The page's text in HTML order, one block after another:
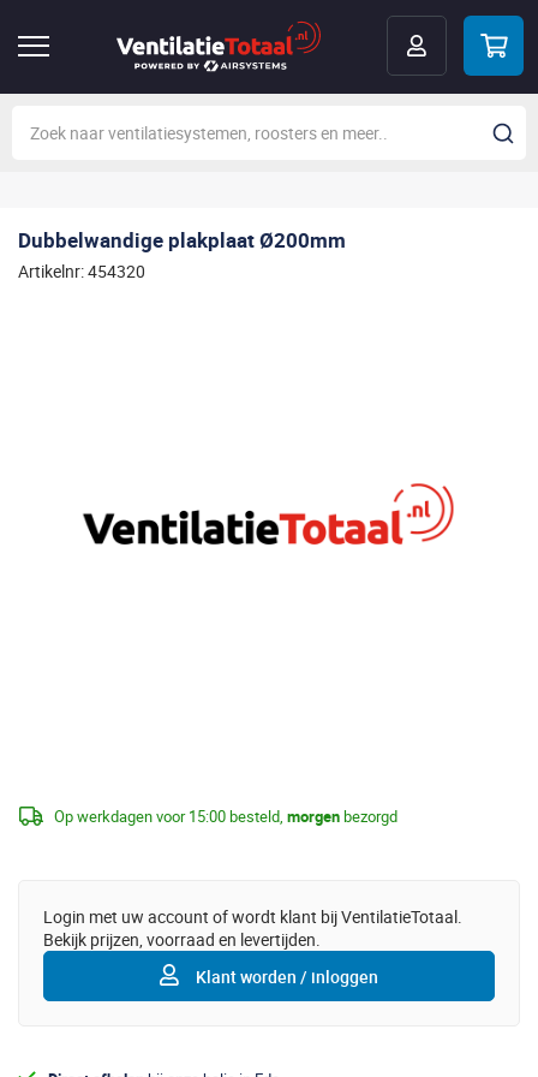
Dubbelwandige plakplaat Ø200mm
Artikelnr: 454320
Op werkdagen voor 15:00 besteld, morgenbezorgd
Login met uw account of wordt klant bij VentilatieTotaal.
Bekijk prijzen, voorraad en levertijden.
Klant worden / inloggen